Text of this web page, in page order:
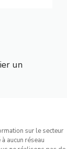
un
sur le secteur
aucun réseau